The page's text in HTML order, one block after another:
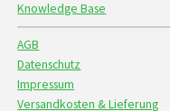
Knowledge Base
AGB
Datenschutz
Impressum
Versandkosten & Lieferung